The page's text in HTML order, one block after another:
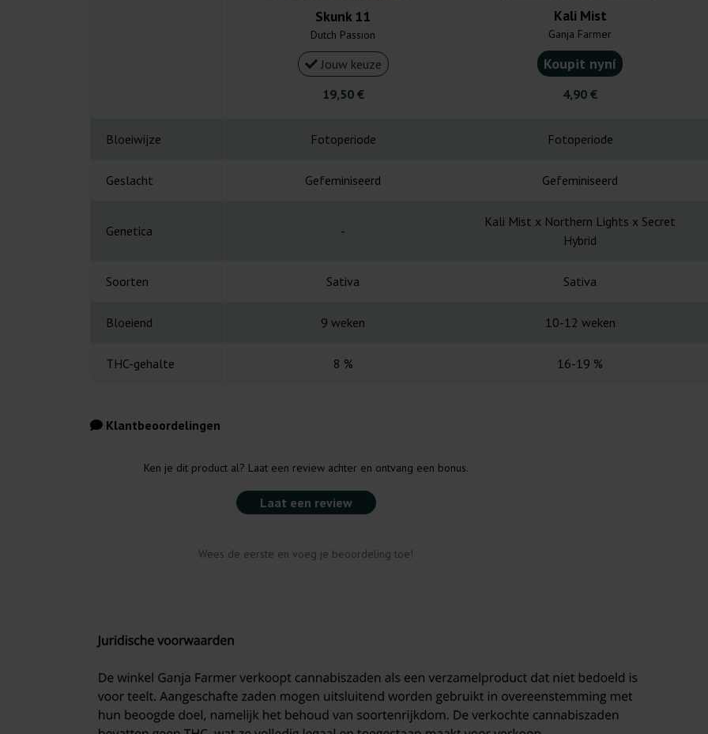
Skunk 11
Dutch Passion
Jouw keuze
19,50 €
Kali Mist
Ganja Farmer
Koupit nyní
4,90 €
Bloeiwijze Fotoperiode Fotoperiode
Geslacht Gefeminiseerd Gefeminiseerd
Genetica -
Kali Mist x Northern Lights x Secret
Hybrid
Soorten Sativa Sativa
Bloeiend 9 weken 10-12 weken
THC-gehalte 8 % 16-19 %
Klantbeoordelingen
Ken je dit product al? Laat een review achter en ontvang een bonus.
Laat een review
Wees de eerste en voeg je beoordeling toe!